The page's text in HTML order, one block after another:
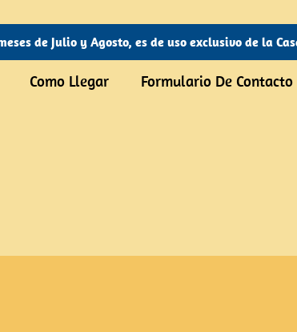
de Julio y Agosto, es de uso exclusivo de la
Como Llegar Formulario De Contacto